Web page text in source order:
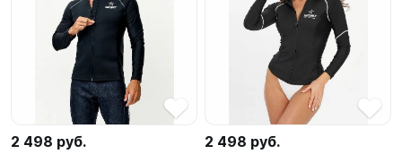
2 498 руб. 2 498 руб.